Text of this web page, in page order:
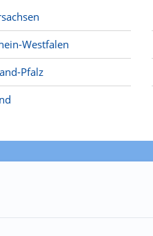
Westfalen
Pfalz